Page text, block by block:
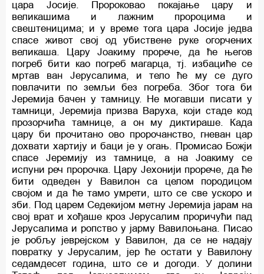
цара Јосије. Пророковао покајање цару и
великашима и лажним пророцима и
свештеницима; и у време тога цара Јосије једва
спасе живот свој од убиствене руке огорчених
великаша. Цару Јоакиму прорече, да ће његов
погреб бити као погреб магарца, тј. избациће се
мртав ван Јерусалима, и тело ће му се дуго
повлачити по земљи без погреба. Због тога би
Јеремија бачен у тамницу. Не могавши писати у
тамници, Јеремија призва Варуха, који стаде код
прозорчића тамнице, а он му диктираше. Када
цару би прочитано ово пророчанство, гневан цар
дохвати хартију и баци је у огањ. Промисао Божји
спасе Јеремију из тамнице, а на Јоакиму се
испуни реч пророчка. Цару Јехонији прорече, да ће
бити одведен у Вавилон са целом породицом
својом и да ће тамо умрети, што се све ускоро и
зби. Под царем Седекијом метну Јеремија јарам на
свој врат и хођаше кроз Јерусалим проричући пад
Јерусалима и ропство у јарму Вавилоњана. Писао
је робљу јеврејском у Вавилон, да се не надају
повратку у Јерусалим, јер ће остати у Вавилону
седамдесет година, што се и догоди. У долини